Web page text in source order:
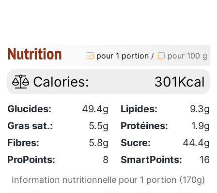
Nutrition pour 1 portion / pour 100 g
Calories: 301Kcal
Glucides: 49.4g Lipides:
9.3g
Gras sat.:
5.5g Protéines:
1.9g
Fibres:
5.8g Sucre:
44.4g
ProPoints:
8 SmartPoints: 16
Information nutritionnelle pour 1 portion (170g)